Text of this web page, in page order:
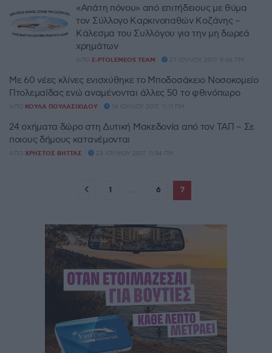
«Απάτη πόνου» από επιτήδειους με θύμα
τον Σύλλογο Καρκινοπαθών Κοζάνης –
Κάλεσμα του Συλλόγου για την μη δωρεά
χρημάτων
ΑΠΌ E-PTOLEMEOS TEAM 27 ΙΟΥΛΊΟΥ 2017, 9:06 ΠΜ
Με 60 νέες κλίνες ενισχύθηκε το Μποδοσάκειο Νοσοκομείο
Πτολεμαΐδας ενώ αναμένονται άλλες 50 το φθινόπωρο
ΑΠΌ ΚΟΎΛΑ ΠΟΥΛΑΣΙΧΊΔΟΥ 14 ΙΟΥΛΊΟΥ 2017, 11:11 ΠΜ
24 οχήματα δώρο στη Δυτική Μακεδονία από τον ΤΑΠ – Σε
ποιους δήμους κατανέμονται
ΑΠΌ ΧΡΉΣΤΟΣ ΒΉΤΤΑΣ 23 ΙΟΥΝΊΟΥ 2017, 11:34 ΠΜ
1 … 6 7